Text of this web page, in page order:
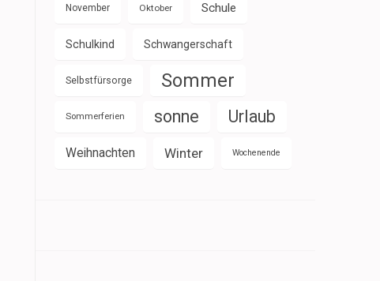
November Oktober Schule
Schulkind Schwangerschaft
Selbstfürsorge Sommer
Sommerferien sonne Urlaub
Weihnachten Winter Wochenende